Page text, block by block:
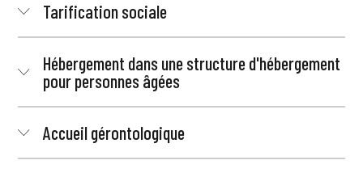
Tarification sociale
Hébergement dans une structure d'hébergement
pour personnes âgées
Accueil gérontologique